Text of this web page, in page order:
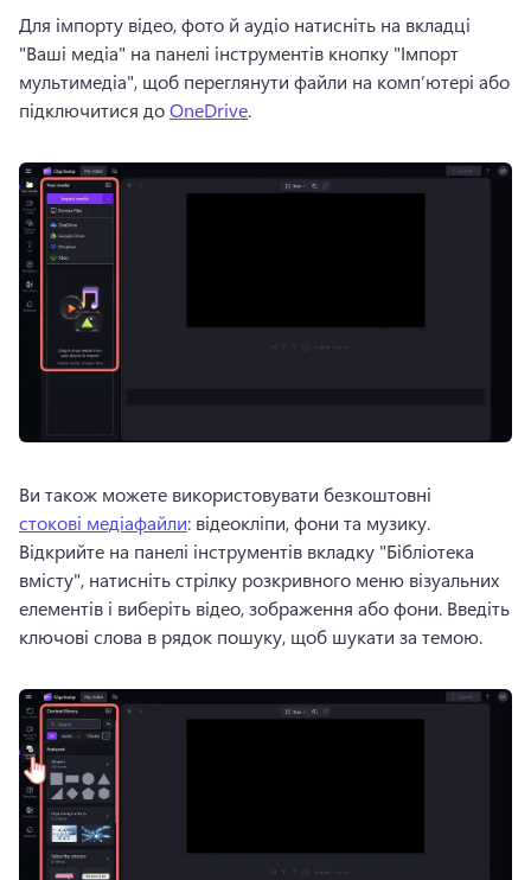
Для імпорту відео, фото й аудіо натисніть на вкладці
"Ваші медіа" на панелі інструментів кнопку "Імпорт
мультимедіа", щоб переглянути файли на комп’ютері або
підключитися до OneDrive.
Ви також можете використовувати безкоштовні
стокові медіафайли
Відкрийте на панелі інструментів вкладку "Бібліотека
вмісту", натисніть стрілку розкривного меню візуальних
елементів і виберіть відео, зображення або фони. Введіть
ключові слова в рядок пошуку, щоб шукати за темою.